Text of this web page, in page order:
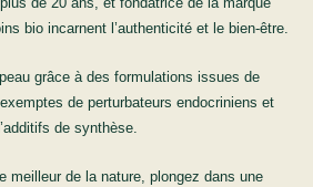
bio incarnent l’authenticité et le bien-être.
grâce à des formulations issues de
de perturbateurs endocriniens et
de synthèse.
meilleur de la nature, plongez dans une